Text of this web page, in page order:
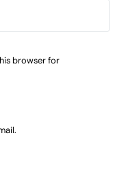
browser for